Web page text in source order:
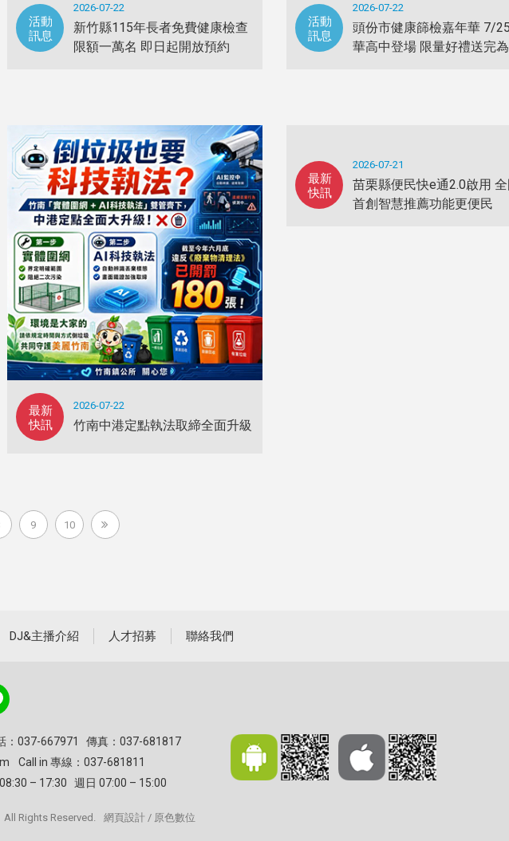
活動
訊息
2026-07-22
新竹縣115年長者免費健康檢查
限額一萬名 即日起開放預約
活動
訊息
2026-07-22
頭份市健康篩檢嘉年華 7/
華高中登場 限量好禮送完
最新
快訊
2026-07-22
竹南中港定點執法取締全面升級
最新
快訊
2026-07-21
苗栗縣便民快e通2.0啟用
首創智慧推薦功能更便民
9 10
DJ&主播介紹 人才招募 聯絡我們
：037-667971 傳真：037-681817
Call in 專線：037-681811
– 17:30 週日 07:00 – 15:00
Rights Reserved. 網頁設計 / 原色數位